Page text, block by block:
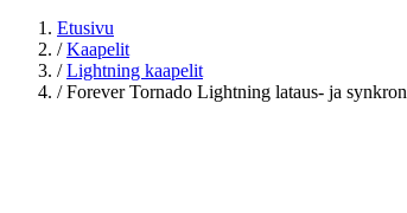
Etusivu
/ Kaapelit
/ Lightning kaapelit
/ Forever Tornado Lightning lataus- ja